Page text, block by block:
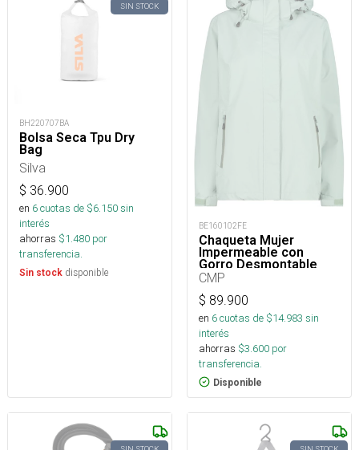
SIN STOCK
BH220707BA
Bolsa Seca Tpu Dry
Bag
Silva
$ 36.900
en 6cuotas de $6.150sin
interés
ahorras $1.480 por
transferencia.
Sin stock disponible
BE160102FE
Chaqueta Mujer
Impermeable con
Gorro Desmontable
CMP
$ 89.900
en 6cuotas de $14.983 sin
interés
ahorras $3.600 por
transferencia.
Disponible